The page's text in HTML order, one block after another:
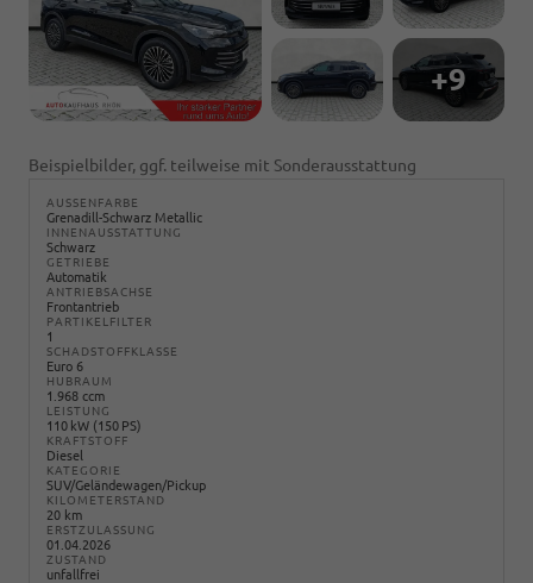
+9
Beispielbilder, ggf. teilweise mit Sonderausstattung
AUSSENFARBE
Grenadill-Schwarz Metallic
INNENAUSSTATTUNG
Schwarz
GETRIEBE
Automatik
ANTRIEBSACHSE
Frontantrieb
PARTIKELFILTER
1
SCHADSTOFFKLASSE
Euro 6
HUBRAUM
1.968 ccm
LEISTUNG
110 kW (150 PS)
KRAFTSTOFF
Diesel
KATEGORIE
SUV/Geländewagen/Pickup
KILOMETERSTAND
20 km
ERSTZULASSUNG
01.04.2026
ZUSTAND
unfallfrei